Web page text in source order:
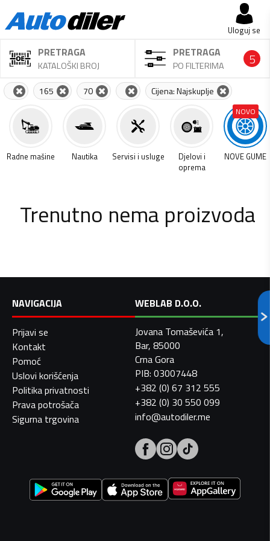
Uloguj se
PRETRAGA
KATALOŠKI BROJ
PRETRAGA
PO FILTERIMA 5
165 70 Cijena: Najskuplje
Radne mašine Nautika Servisi i usluge
Djelovi i
oprema
NOVO
NOVE GUME
Trenutno nema proizvoda
NAVIGACIJA
Prijavi se
Kontakt
Pomoć
Uslovi korišćenja
Politika privatnosti
Prava potrošača
Sigurna trgovina
WEBLAB D.O.O.
Jovana Tomaševića 1,
Bar, 85000
Crna Gora
PIB: 03007448
+382 (0) 67 312 555
+382 (0) 30 550 099
info@autodiler.me